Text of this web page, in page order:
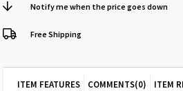
Notify me when the price goes down
Free Shipping
ITEM FEATURES COMMENTS(0)
ITEM